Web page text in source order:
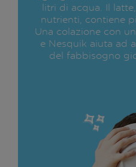
litri di acqua. Il
nutrienti, contiene
Una colazione con
e Nesquik aiuta ad
del fabbisogno